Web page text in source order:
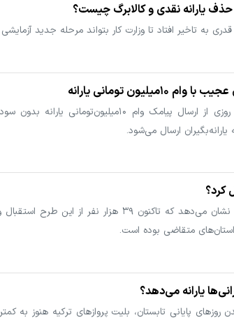
یارانه نقدی و کالابرگ چیست؟
به تاخیر افتاد تا وزارت کار بتواند مرحله جدید
۱۰میلیون تومانی یارانه
درحالی چند روزی از ارسال پیامک وام
یارانه‌بگیران ارسال می‌شود.
کرد؟
نتایج گزارش عملکرد طرح یارانه دستمزد نشان
متقاضی بوده است.
یارانه می‌دهد؟